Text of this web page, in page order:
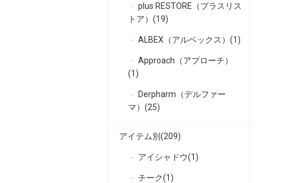
plus RESTORE（プラスリス
トア）(19)
ALBEX（アルベックス）(1)
Approach（アプローチ）
(1)
Derpharm（デルファー
マ）(25)
アイテム別(209)
アイシャドウ(1)
チーク(1)